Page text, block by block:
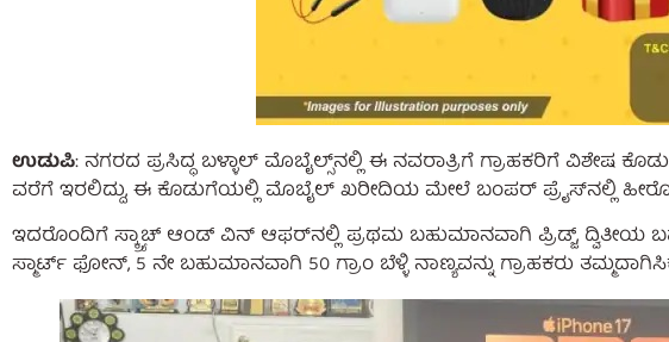
ಉಡುಪಿ: ನಗರದ ಪ್ರಸಿದ್ಧ ಬಳ್ಳಾಲ್ ಮೊಬೈಲ್ಸ್‌ನಲ್ಲಿ ಈ ನವರಾತ್ರಿಗೆ ಗ್ರಾಹಕರಿಗೆ ವಿಶೇಷ
ವರೆಗೆ ಇರಲಿದ್ದು, ಈ ಕೊಡುಗೆಯಲ್ಲಿ ಮೊಬೈಲ್ ಖರೀದಿಯ ಮೇಲೆ ಬಂಪರ್ ಪ್ರೈಸ್‌ನಲ್ಲಿ
ಇದರೊಂದಿಗೆ ಸ್ಕ್ರ್ಯಾಚ್ ಆಂಡ್ ವಿನ್ ಆಫರ್‌ನಲ್ಲಿ ಪ್ರಥಮ ಬಹುಮಾನವಾಗಿ ಪ್ರಿಡ್ಜ್,
ಸ್ಮಾರ್ಟ್ ಫೋನ್, 5 ನೇ ಬಹುಮಾನವಾಗಿ 50 ಗ್ರಾಂ ಬೆಳ್ಳಿ ನಾಣ್ಯವನ್ನು ಗ್ರಾಹಕರು